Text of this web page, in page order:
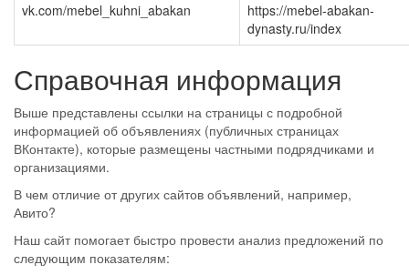
vk.com/mebel_kuhni_abakan
https://mebel-abakan-
dynasty.ru/index
Справочная информация
Выше представлены ссылки на страницы с подробной
информацией об объявлениях (публичных страницах
ВКонтакте), которые размещены частными подрядчиками и
организациями.
В чем отличие от других сайтов объявлений, например,
Авито?
Наш сайт помогает быстро провести анализ предложений по
следующим показателям: